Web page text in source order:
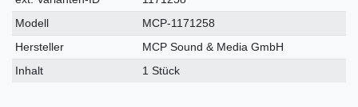
Modell
MCP-1171258
Hersteller
MCP Sound & Media GmbH
Inhalt
1 Stück